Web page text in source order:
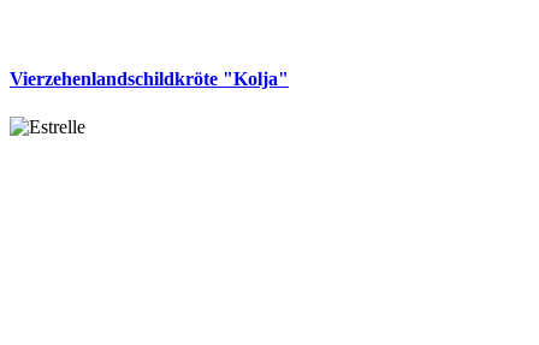
Vierzehenlandschildkröte "Kolja"